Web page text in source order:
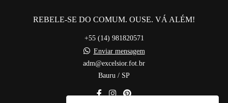
REBELE-SE DO COMUM. OUSE. VÁ ALÉM!
+55 (14) 981820571
Enviar mensagem
adm@excelsior.fot.br
Bauru / SP